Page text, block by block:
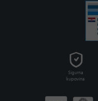
Sigurna
kupovina